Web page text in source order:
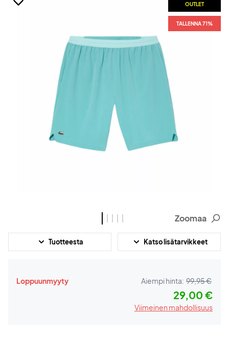
OUTLET
TALLENNA 71%
OUTLET
TALLENNA 71%
OUTLET
TALLENNA 71%
OUTLET
TALLENNA 71%
OUTLET
TALLENNA 71%
Zoomaa
Tuotteesta Katso lisätarvikkeet
Loppuunmyyty Aiempi hinta: 99,95 €
29,00 €
Viimeinen mahdollisuus